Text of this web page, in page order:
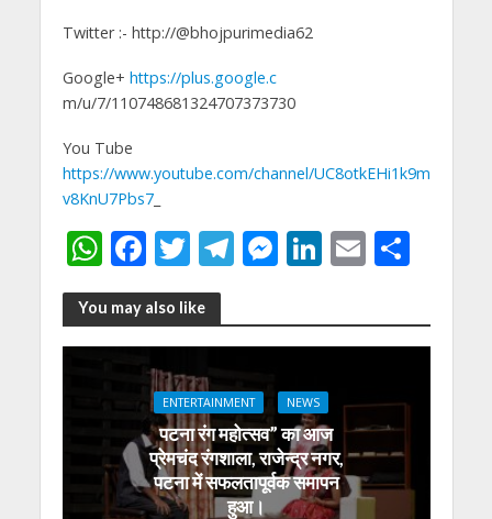
Twitter :- http://@bhojpurimedia62
Google+ https://plus.google.c
m/u/7/110748681324707373730
You Tube
https://www.youtube.com/channel/UC8otkEHi1k9m
v8KnU7Pbs7_
W
h
at
s
p
F
ac
e
b
o
o
k
T
w
itt
er
T
e
gr
a
m
M
ss
e
n
g
er
Li
k
e
dI
n
E
ai
l
S
ar
e
You may also like
ENTERTAINMENT NEWS
पटना रंग महोत्सव” का आज
प्रेमचंद रंगशाला, राजेन्द्र नगर,
पटना में सफलतापूर्वक समापन
हुआ।